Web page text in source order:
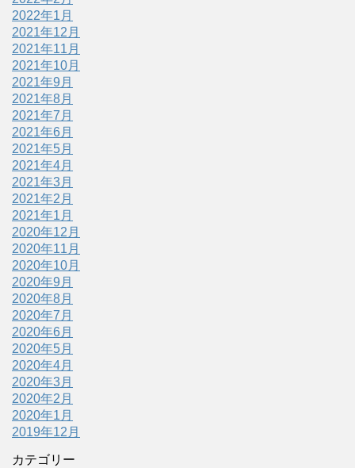
2022年1月
2021年12月
2021年11月
2021年10月
2021年9月
2021年8月
2021年7月
2021年6月
2021年5月
2021年4月
2021年3月
2021年2月
2021年1月
2020年12月
2020年11月
2020年10月
2020年9月
2020年8月
2020年7月
2020年6月
2020年5月
2020年4月
2020年3月
2020年2月
2020年1月
2019年12月
カテゴリー